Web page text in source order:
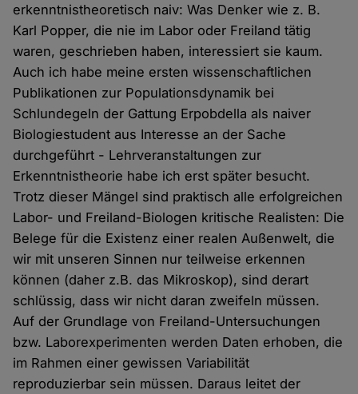
erkenntnistheoretisch naiv: Was Denker wie z. B.
Karl Popper, die nie im Labor oder Freiland tätig
waren, geschrieben haben, interessiert sie kaum.
Auch ich habe meine ersten wissenschaftlichen
Publikationen zur Populationsdynamik bei
Schlundegeln der Gattung Erpobdella als naiver
Biologiestudent aus Interesse an der Sache
durchgeführt - Lehrveranstaltungen zur
Erkenntnistheorie habe ich erst später besucht.
Trotz dieser Mängel sind praktisch alle erfolgreichen
Labor- und Freiland-Biologen kritische Realisten: Die
Belege für die Existenz einer realen Außenwelt, die
wir mit unseren Sinnen nur teilweise erkennen
können (daher z.B. das Mikroskop), sind derart
schlüssig, dass wir nicht daran zweifeln müssen.
Auf der Grundlage von Freiland-Untersuchungen
bzw. Laborexperimenten werden Daten erhoben, die
im Rahmen einer gewissen Variabilität
reproduzierbar sein müssen. Daraus leitet der